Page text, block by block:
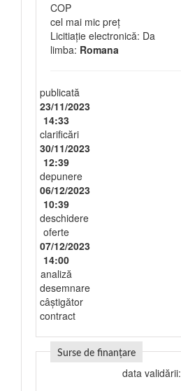
COP
cel mai mic preț
Licitiație electronică: Da
limba: Romana
publicată
23/11/2023
14:33
clarificări
30/11/2023
12:39
depunere
06/12/2023
10:39
deschidere
oferte
07/12/2023
14:00
analiză
desemnare
câștigător
contract
Surse de finanțare
data validării: